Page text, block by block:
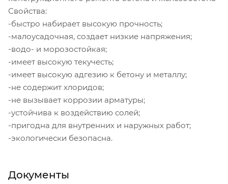
Свойства:
-быстро набирает высокую прочность;
-малоусадочная, создает низкие напряжения;
-водо- и морозостойкая;
-имеет высокую текучесть;
-имеет высокую адгезию к бетону и металлу;
-не содержит хлоридов;
-не вызывает коррозии арматуры;
-устойчива к воздействию солей;
-пригодна для внутренних и наружных работ;
-экологически безопасна.
Документы